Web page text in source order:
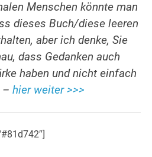
Menschen könnte man
dieses Buch/diese leeren
aber ich denke, Sie
dass Gedanken auch
haben und nicht einfach
– hier weiter >>>